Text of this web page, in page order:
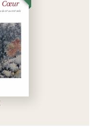
bùjiàndé 不得不、不由
、只管
xīnyì 不好意思、小意思、